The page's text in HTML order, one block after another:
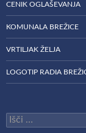
CENIK OGLAŠEVANJA
KOMUNALA BREŽICE
VRTILJAK ŽELJA
LOGOTIP RADIA
Išči: